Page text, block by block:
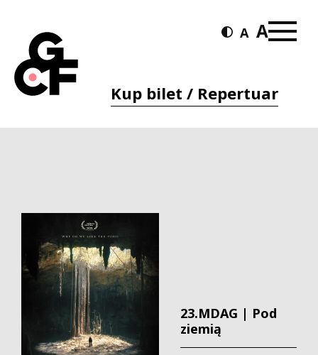
Kup bilet / Repertuar
23.MDAG | Pod
ziemią